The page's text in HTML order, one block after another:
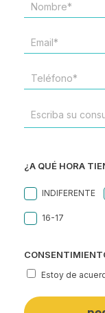
NOMBRE*
*
EMAIL
*
TELÉFONO
*
ESCRIBA
SU
¿A QUÉ HORA
INDIFERENTE
16-17
Estoy de